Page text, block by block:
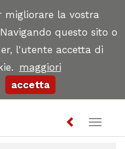
migliorare la vostra
questo sito o
l'utente accetta di
maggiori
accetta
Toggle